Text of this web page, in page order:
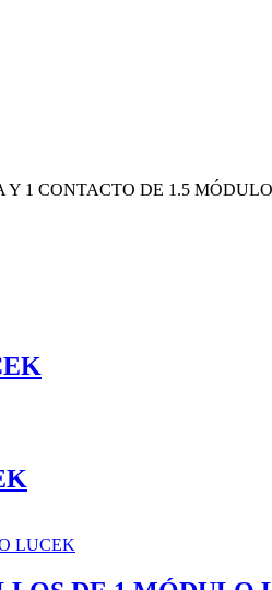
Y 1 CONTACTO DE 1.5